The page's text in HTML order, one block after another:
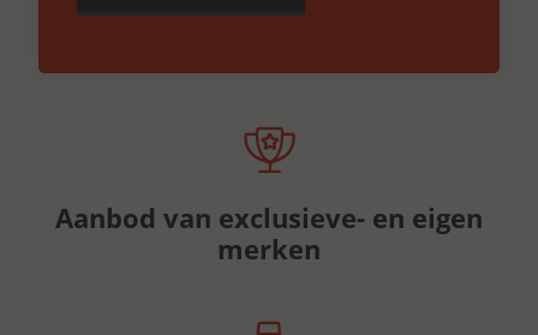
Aanbod van exclusieve- en eigen
merken